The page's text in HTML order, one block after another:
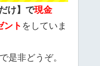
け】で現金
ント をしていま
是非どうぞ。